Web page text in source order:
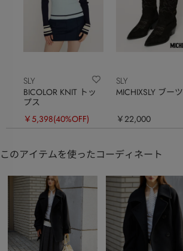
SLY
BICOLOR KNIT トッ
プス
￥5,398(40%OFF)
SLY
MICHIXSLY ブーツ
￥22,000
このアイテムを使ったコーディネート